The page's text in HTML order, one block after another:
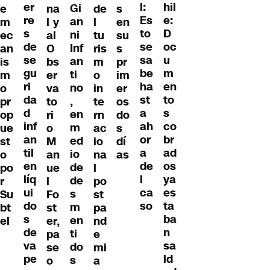
e
m
ec
an
is
m
o
pr
op
ue
st
o
po
r
Su
bt
el
er
re
s
de
se
gu
ri
da
d
inf
an
til
en
líq
ui
do
s
de
va
pe
na
l y
al
O
bs
er
va
to
ri
o
M
an
ue
l
Fo
st
er,
pa
se
o
Gi
an
ni
Inf
an
ti
no
,
en
m
ed
io
de
de
s
m
en
ti
do
s
de
l
tu
ris
m
o
in
te
rn
ac
io
na
l
po
st
pa
nd
e
mi
a
s
en
su
s
pr
im
er
os
do
s
dí
as
l:
Es
to
se
sa
be
ha
st
a
ah
or
a
de
l
ca
so
hil
e:
D
oc
u
m
en
to
s
co
br
ad
os
ya
es
ta
ba
n
sa
ld